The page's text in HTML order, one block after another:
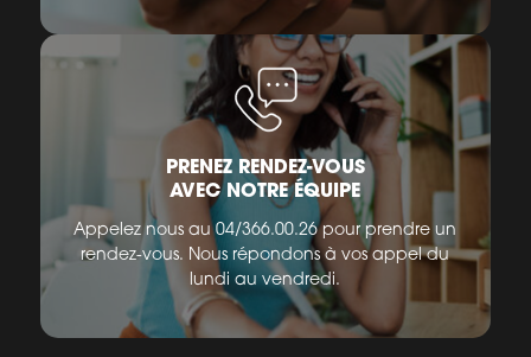
PRENEZ RENDEZ-VOUS
AVEC NOTRE ÉQUIPE
Appelez nous au 04/366.00.26 pour prendre un
rendez-vous. Nous répondons à vos appel du
lundi au vendredi.